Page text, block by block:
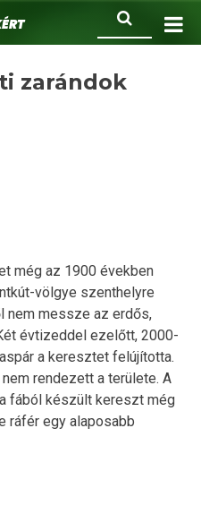
zarándok
még az 1900 években
völgye szenthelyre
nem messze az erdős,
évtizeddel ezelőtt, 2000-
a keresztet felújította.
rendezett a területe. A
fából készült kereszt még
ráfér egy alaposabb